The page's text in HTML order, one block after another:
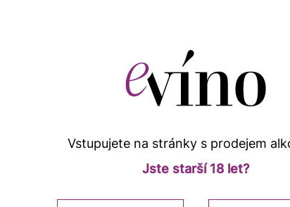
Popis a
barvy, s lehce fialovým okrajem. Ve vůni
ovocností a pěknou kyselinou. Plnější
Vstupujete na stránky s prodejem
Jste starší 18 let?